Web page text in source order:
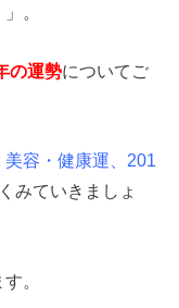
。
の運勢についてご
容・健康運、201
みていきましょ
。